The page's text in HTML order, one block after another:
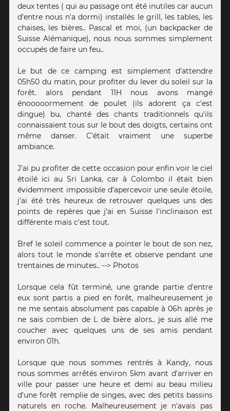
deux tentes ( qui au passage ont été inutiles car aucun
d'entre nous n'a dormi) installés le grill, les tables, les
chaises, les bières.. Pascal et moi, (un backpacker de
Suisse Alémanique), nous nous sommes simplement
occupés de faire un feu..
Le but de ce camping est simplement d'attendre
05h50 du matin, pour profiter du lever du soleil sur la
forêt. alors pendant 11H nous avons mangé
énooooormement de poulet (ils adorent ça c'est
dingue) bu, chanté des chants traditionnels qu'ils
connaissaient tous sur le bout des doigts, certains ont
même danser. C'était vraiment une superbe
ambiance.
J'ai pu profiter de cette occasion pour enfin voir le ciel
étoilé ici au Sri Lanka, car à Colombo il était bien
évidemment impossible d’apercevoir une seule étoile,
j'ai été très heureux de retrouver quelques uns des
points de repères que j'ai en Suisse l'inclinaison est
différente mais c'est tout.
Bref le soleil commence a pointer le bout de son nez,
alors tout le monde s'arrête et observe pendant une
trentaines de minutes.. --> Photos
Lorsque cela fût terminé, une grande partie d'entre
eux sont partis a pied en forêt, malheureusement je
ne me sentais absolument pas capable à 06h après je
ne sais combien de L de bière alors.. je suis allé me
coucher avec quelques uns de ses amis pendant
environ 01h.
Lorsque que nous sommes rentrés à Kandy, nous
nous sommes arrêtés environ 5km avant d'arriver en
ville pour passer une heure et demi au beau milieu
d'une forêt remplie de singes, avec des petits bassins
naturels en roche. Malheureusement je n'avais pas